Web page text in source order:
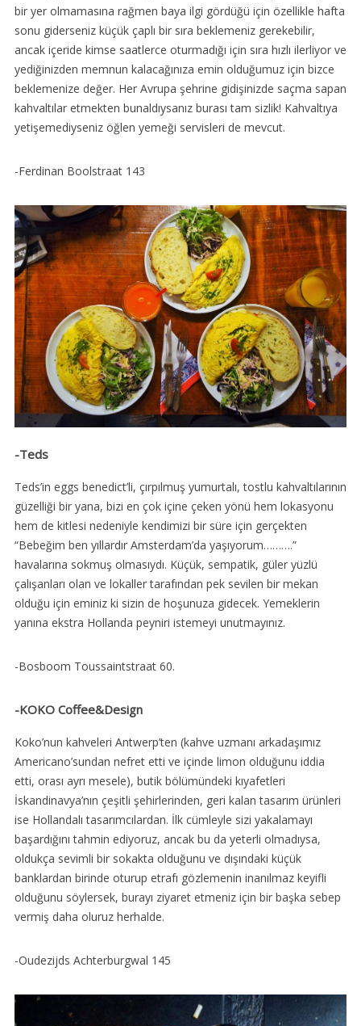
bir yer olmamasına rağmen baya ilgi gördüğü için özellikle hafta
sonu giderseniz küçük çaplı bir sıra beklemeniz gerekebilir,
ancak içeride kimse saatlerce oturmadığı için sıra hızlı ilerliyor ve
yediğinizden memnun kalacağınıza emin olduğumuz için bizce
beklemenize değer. Her Avrupa şehrine gidişinizde saçma sapan
kahvaltılar etmekten bunaldıysanız burası tam sizlik! Kahvaltıya
yetişemediyseniz öğlen yemeği servisleri de mevcut.
-Ferdinan Boolstraat 143
-Teds
Teds’in eggs benedict’li, çırpılmuş yumurtalı, tostlu kahvaltılarının
güzelliği bir yana, bizi en çok içine çeken yönü hem lokasyonu
hem de kitlesi nedeniyle kendimizi bir süre için gerçekten
“Bebeğim ben yıllardır Amsterdam’da yaşıyorum……….”
havalarına sokmuş olmasıydı. Küçük, sempatik, güler yüzlü
çalışanları olan ve lokaller tarafından pek sevilen bir mekan
olduğu için eminiz ki sizin de hoşunuza gidecek. Yemeklerin
yanına ekstra Hollanda peyniri istemeyi unutmayınız.
-Bosboom Toussaintstraat 60.
-KOKO Coffee&Design
Koko’nun kahveleri Antwerp’ten (kahve uzmanı arkadaşımız
Americano’sundan nefret etti ve içinde limon olduğunu iddia
etti, orası ayrı mesele), butik bölümündeki kıyafetleri
İskandinavya’nın çeşitli şehirlerinden, geri kalan tasarım ürünleri
ise Hollandalı tasarımcılardan. İlk cümleyle sizi yakalamayı
başardığını tahmin ediyoruz, ancak bu da yeterli olmadıysa,
oldukça sevimli bir sokakta olduğunu ve dışındaki küçük
banklardan birinde oturup etrafı gözlemenin inanılmaz keyifli
olduğunu söylersek, burayı ziyaret etmeniz için bir başka sebep
vermiş daha oluruz herhalde.
-Oudezijds Achterburgwal 145